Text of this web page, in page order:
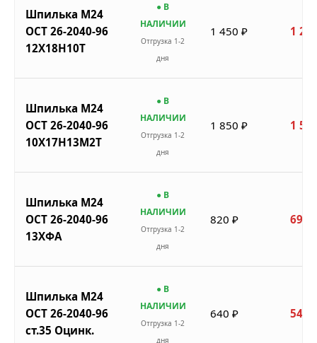
Шпилька М24
ОСТ 26-2040-96
12Х18Н10Т
● В
НАЛИЧИИ
Отгрузка 1-2
дня
1 450 ₽ 1
Шпилька М24
ОСТ 26-2040-96
10Х17Н13М2Т
● В
НАЛИЧИИ
Отгрузка 1-2
дня
1 850 ₽ 1
Шпилька М24
ОСТ 26-2040-96
13ХФА
● В
НАЛИЧИИ
Отгрузка 1-2
дня
820 ₽ 697
Шпилька М24
ОСТ 26-2040-96
ст.35 Оцинк.
● В
НАЛИЧИИ
Отгрузка 1-2
дня
640 ₽ 544